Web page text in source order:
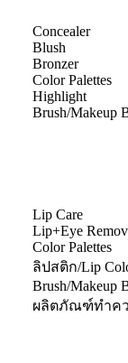
Concealer
Blush
Bronzer
Color Palettes
Highlight
Brush/Makeup
Lip Care
Lip+Eye
Color Palettes
ลิปสติก/Lip
Brush/Makeup
ผลิตภัณฑ์ทำค